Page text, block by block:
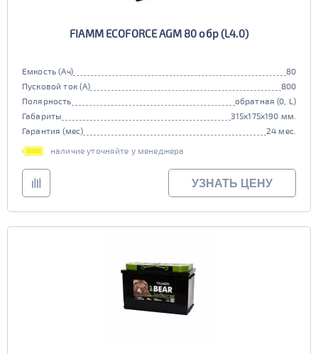
FIAMM ECOFORCE AGM 80 обр (L4.0)
Емкость (Ач)
80
Пусковой ток (А)
800
Полярность
обратная (0, L)
Габариты
315x175x190 мм.
Гарантия (мес)
24 мес.
наличие уточняйте у менеджера
УЗНАТЬ ЦЕНУ